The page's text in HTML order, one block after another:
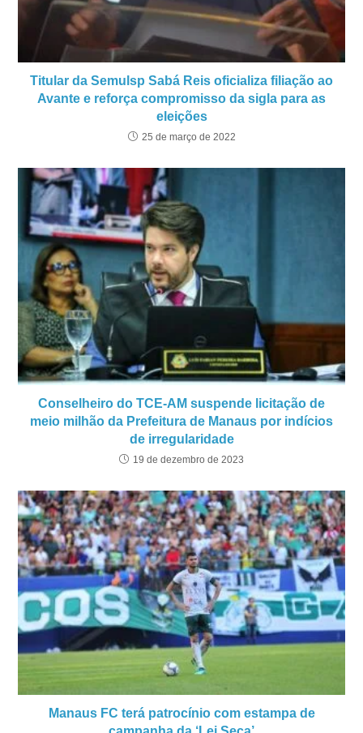
Titular da Semulsp Sabá Reis oficializa filiação ao
Avante e reforça compromisso da sigla para as
eleições
25 de março de 2022
Conselheiro do TCE-AM suspende licitação de
meio milhão da Prefeitura de Manaus por indícios
de irregularidade
19 de dezembro de 2023
Manaus FC terá patrocínio com estampa de